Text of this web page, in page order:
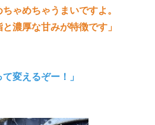
ゃめちゃうまいですよ。
濃厚な甘みが特徴です」
変えるぞー！ 」